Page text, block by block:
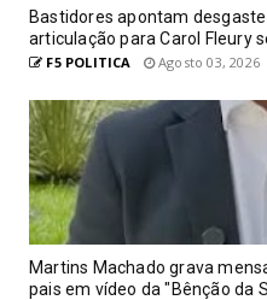
Bastidores apontam
articulação para Carol Fleury
F5 POLITICA Agosto 03, 2026
Martins Machado grava
pais em vídeo da "Bênção da